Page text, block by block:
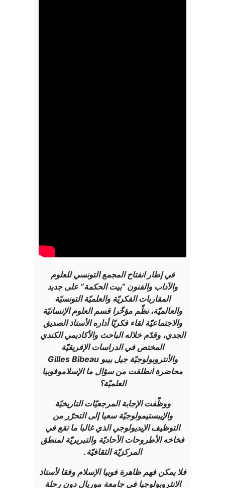
في إطار انفتاح المجمع التونسي للعلوم
والآداب والفنون “بيت الحكمة” على جديد
المقاربات الفكريّة والعلميّة التونسيّة
والعالميّة، نظّم مؤخّرا قسم العلوم الإنسانيّة
والاجتماعيّة لقاء فكريّا أداره الأستاذ الصديق
الجدي، وقدّم خلاله الباحث والأكاديمي الكندي
المختص في الدراسات الإفريقيّة
والأنتروبولوجيّة جيل بيبو Gilles Bibeau
محاضرة انطلقت من سؤال ما الإسلاموفوبيا
العلميّة؟
ووظّفت الإجابة المرجعيّات التاريخيّة
والإيبستيمولوجيّة سعيا إلى التحرّر من
التوظيف الإيديولوجي الذي غالبا ما تقع في
فخاخه الأطروحات الأحاديّة والتبريريّة لمنطق
المركزيّة الثقافيّة.
فلا يمكن فهم ظاهرة فوبيا الإسلام وفقا لأستاذ
الانثروبولوجيا في جامعة موريال دون رحلة